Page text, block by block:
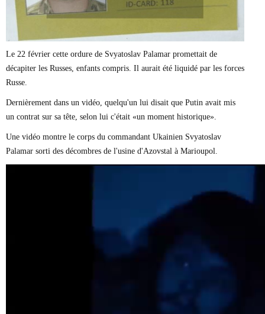
Richard Martineau
Réjean Parent
Sophie Durocher
Thomas Mulcair
Véronyque Tremblay
Le 22 février cette ordure de Svyatoslav Palamar promettait de
décapiter les Russes, enfants compris. Il aurait été liquidé par les forces
Russe.
Dernièrement dans un vidéo, quelqu'un lui disait que Putin avait mis
un contrat sur sa tête, selon lui c'était «un moment historique».
Une vidéo montre le corps du commandant Ukainien Svyatoslav
Palamar sorti des décombres de l'usine d'Azovstal à Marioupol.